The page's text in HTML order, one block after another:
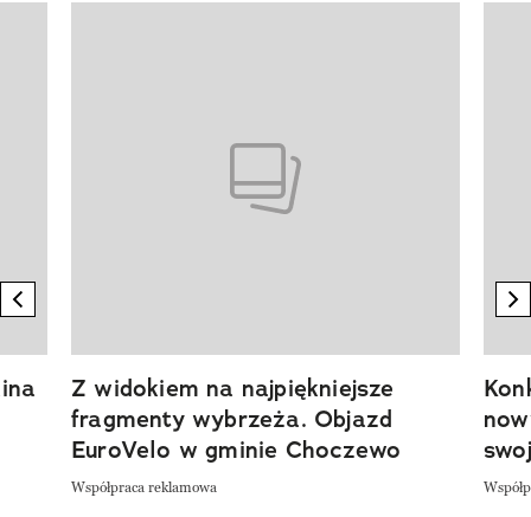
previous element
Z widokiem na najpiękniejsze
fragmenty wybrzeża. Objazd
EuroVelo w gminie Choczewo
Współpraca reklamowa